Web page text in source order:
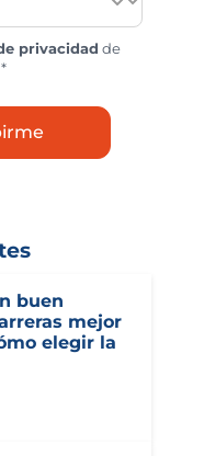
privacidad de
*
buen
mejor
elegir la